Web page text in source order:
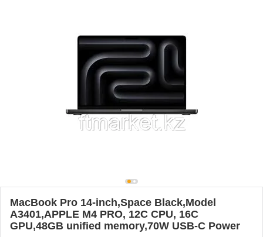
MacBook Pro 14-inch,Space Black,Model
A3401,APPLE M4 PRO, 12C CPU, 16C
GPU,48GB unified memory,70W USB-C Power